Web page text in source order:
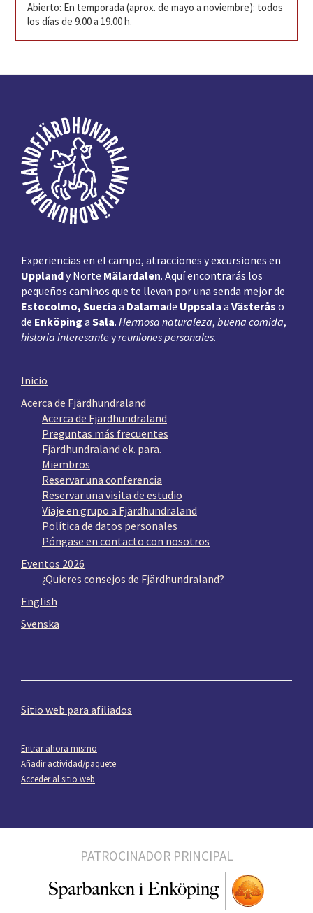
Abierto: En temporada (aprox. de mayo a noviembre): todos
los días de 9.00 a 19.00 h.
página
Experiencias en el campo, atracciones y excursiones en
Upplandy Norte Mälardalen. Aquí encontrarás los
pequeños caminos que te llevan por una senda mejor de
Estocolmo, Suecia a Dalarnade Uppsala a Västerås o
de Enköping a Sala. Hermosa naturaleza, buena comida,
historia interesante yreuniones personales.
Inicio
Acerca de Fjärdhundraland
Acerca de Fjärdhundraland
Preguntas más frecuentes
Fjärdhundraland ek. para.
Miembros
Reservar una conferencia
Reservar una visita de estudio
Viaje en grupo a Fjärdhundraland
Política de datos personales
Póngase en contacto con nosotros
Eventos 2026
¿Quieres consejos de Fjärdhundraland?
English
Svenska
Sitio web para afiliados
Entrar ahora mismo
Añadir actividad/paquete
Acceder al sitio web
PATROCINADOR PRINCIPAL